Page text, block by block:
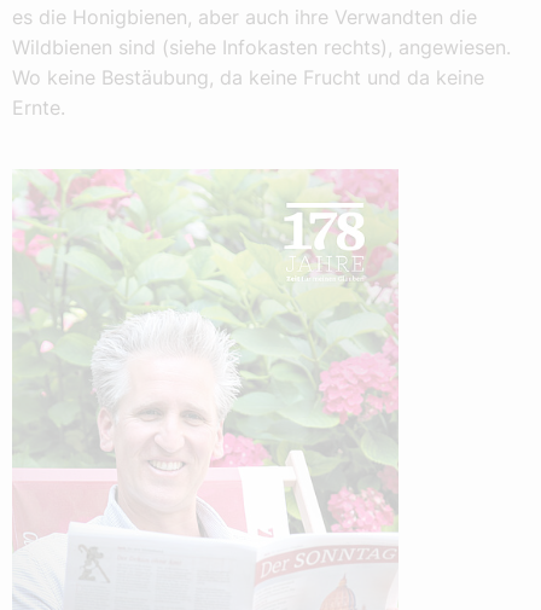
es die Honigbienen, aber auch ihre Verwandten die
Wildbienen sind (siehe Infokasten rechts), angewiesen.
Wo keine Bestäubung, da keine Frucht und da keine
Ernte.